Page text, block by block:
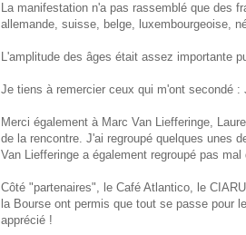
La manifestation n'a pas rassemblé que des
allemande, suisse, belge, luxembourgeoise,
L'amplitude des âges était assez importante
Je tiens à remercier ceux qui m'ont secondé
Merci également à Marc Van Liefferinge,
de la rencontre. J'ai regroupé quelques unes
Van Liefferinge a également regroupé pas mal
Côté "partenaires", le Café Atlantico, le
la Bourse ont permis que tout se passe pour
apprécié !